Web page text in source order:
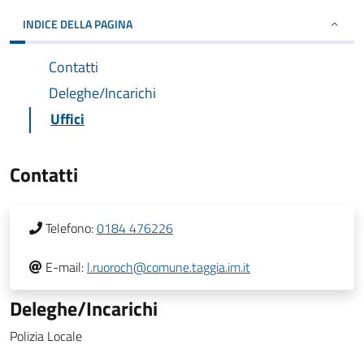
INDICE DELLA PAGINA
Contatti
Deleghe/Incarichi
Uffici
Contatti
Telefono:0184 476226
E-mail: l.ruoroch@comune.taggia.im.it
Deleghe/Incarichi
Polizia Locale